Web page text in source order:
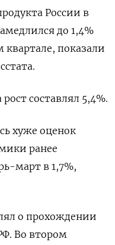
России в
до 1,4%
квартале, показали
составлял 5,4%.
хуже оценок
ранее
март в 1,7%,
о прохождении
Во втором